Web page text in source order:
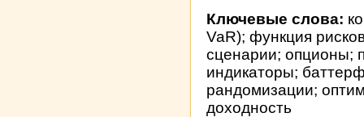
Ключевые слова:
VaR); функция
сценарии; опционы;
индикаторы;
рандомизации;
доходность